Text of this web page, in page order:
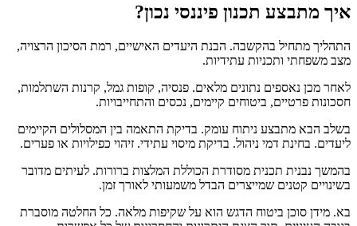
איך מתבצע תכנון פיננסי נכון?
התהליך מתחיל בהקשבה. הבנת היעדים האישיים, רמת הסיכון הרצויה,
מצב משפחתי ותכניות עתידיות.
לאחר מכן נאספים נתונים מלאים. פנסיה, קופות גמל, קרנות השתלמות,
חסכונות פרטיים, ביטוחים קיימים, נכסים והתחייבויות.
בשלב הבא מתבצע ניתוח עומק. בדיקת התאמה בין המסלולים הקיימים
ליעדים. בחינת דמי ניהול. בדיקת מיסוי עתידי. זיהוי כפילויות או פערים.
בהמשך נבנית תכנית מסודרת הכוללת המלצות ברורות. לעיתים מדובר
בשינויים קטנים שמייצרים הבדל משמעותי לאורך זמן.
בא. מידן סוכן ביטוח הדגש הוא על שקיפות מלאה. כל החלטה מוסברת